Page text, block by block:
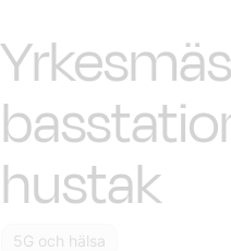
hustak
5G och hälsa